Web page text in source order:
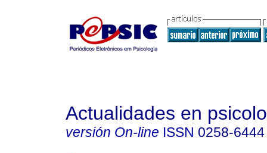
Actualidades en
versión On-line ISSN 0258-6444